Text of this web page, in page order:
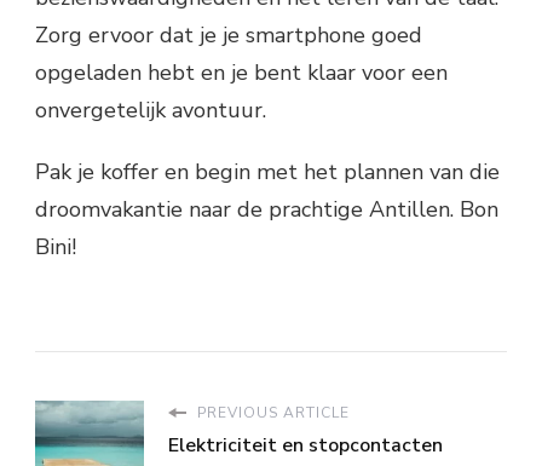
Zorg ervoor dat je je smartphone goed
opgeladen hebt en je bent klaar voor een
onvergetelijk avontuur.
Pak je koffer en begin met het plannen van die
droomvakantie naar de prachtige Antillen. Bon
Bini!
PREVIOUS ARTICLE
Elektriciteit en stopcontacten